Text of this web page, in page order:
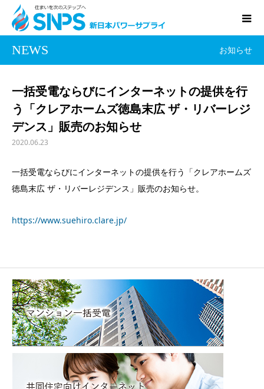
NEWS お知らせ
一括受電ならびにインターネットの提供を行
う「クレアホームズ徳島末広 ザ・リバーレジ
デンス」販売のお知らせ
2020.06.23
一括受電ならびにインターネットの提供を行う「クレアホームズ
徳島末広 ザ・リバーレジデンス」販売のお知らせ。
https://www.suehiro.clare.jp/